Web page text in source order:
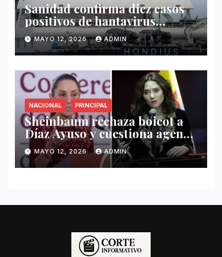
Sanidad confirma diez casos
positivos de hantavirus
vinculados al crucero MV
Hondius
MAYO 12, 2026 ADMIN
NACIONAL PRINCIPAL
Sheinbaum rechaza boicot a
Díaz Ayuso y cuestiona agenda
de funcionaria española
MAYO 12, 2026 ADMIN